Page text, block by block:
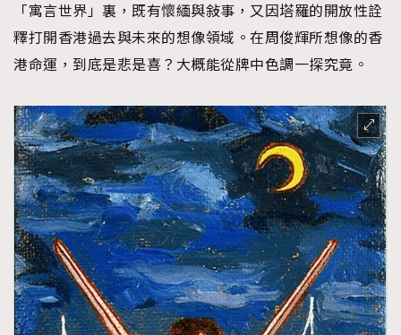
「寓言世界」裏，既有懷緬與敍事，又因塔羅的開放性詮
釋打開香港過去與未來的想像領域。在周俊輝所想像的香
港命運，到底是悲是喜？大概能從牌中色調一探究竟。